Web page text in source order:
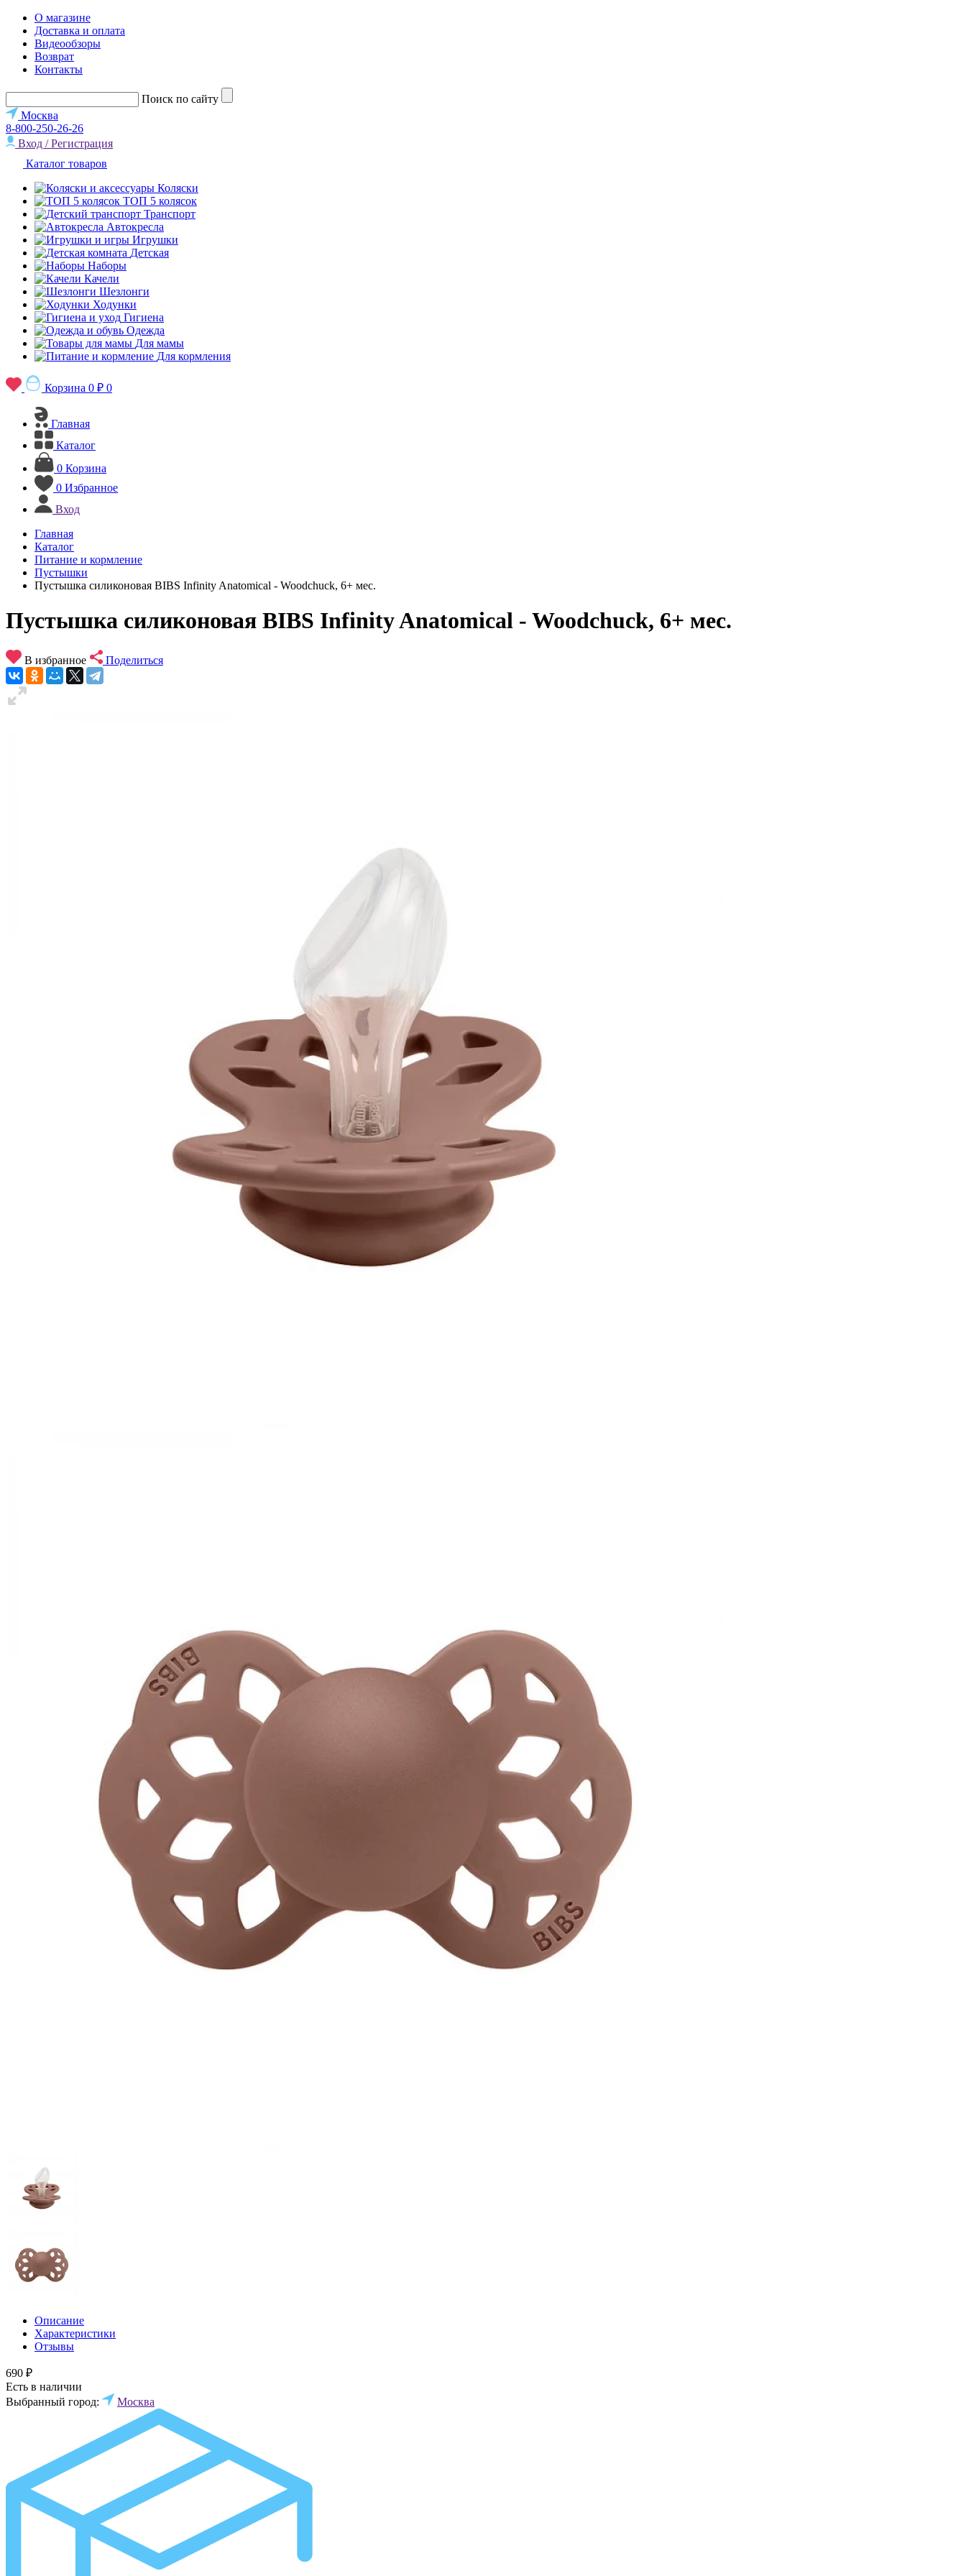
О магазине
Доставка и оплата
Видеообзоры
Возврат
Контакты
Поиск по сайту
Москва
8-800-250-26-26
Вход / Регистрация
Каталог товаров
Коляски
ТОП 5 колясок
Транспорт
Автокресла
Игрушки
Детская
Наборы
Качели
Шезлонги
Ходунки
Гигиена
Одежда
Для мамы
Для кормления
Корзина 0 ₽ 0
Главная
Каталог
0 Корзина
0 Избранное
Вход
Главная
Каталог
Питание и кормление
Пустышки
Пустышка силиконовая BIBS Infinity Anatomical - Woodchuck, 6+ мес.
Пустышка силиконовая BIBS Infinity Anatomical - Woodchuck, 6+ мес.
В избранное Поделиться
Описание
Характеристики
Отзывы
690 ₽
Есть в наличии
Выбранный город:
Москва